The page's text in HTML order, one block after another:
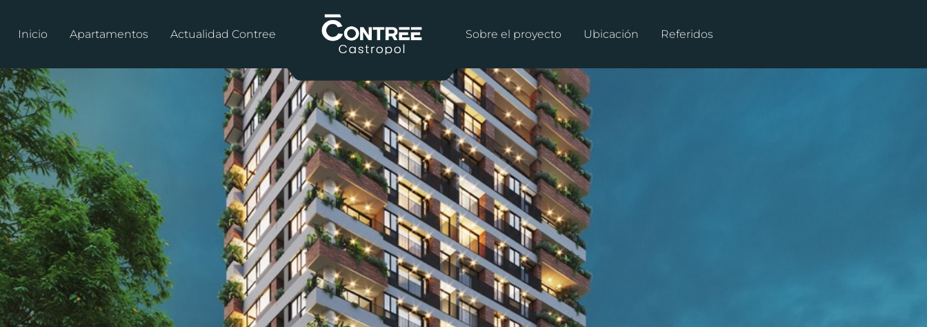
Inicio Apartamentos Actualidad Contree Sobre el proyecto Ubicación Referidos